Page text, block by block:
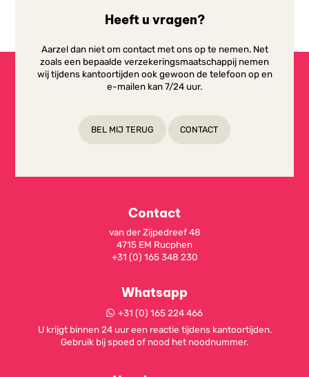
Heeft u vragen?
Aarzel dan niet om contact met ons op te nemen. Net
zoals een bepaalde verzekeringsmaatschappij nemen
wij tijdens kantoortijden ook gewoon de telefoon op en
e-mailen kan 7/24 uur.
BEL MIJ TERUG CONTACT
Contact
van der Zijpedreef 48
4715 EM Rucphen
+31 (0) 165 348 230
Whatsapp
+31 (0) 165 224 466
U krijgt binnen 24 uur een reactie tijdens kantoortijden.
Gebruik bij spoed of nood het noodnummer.